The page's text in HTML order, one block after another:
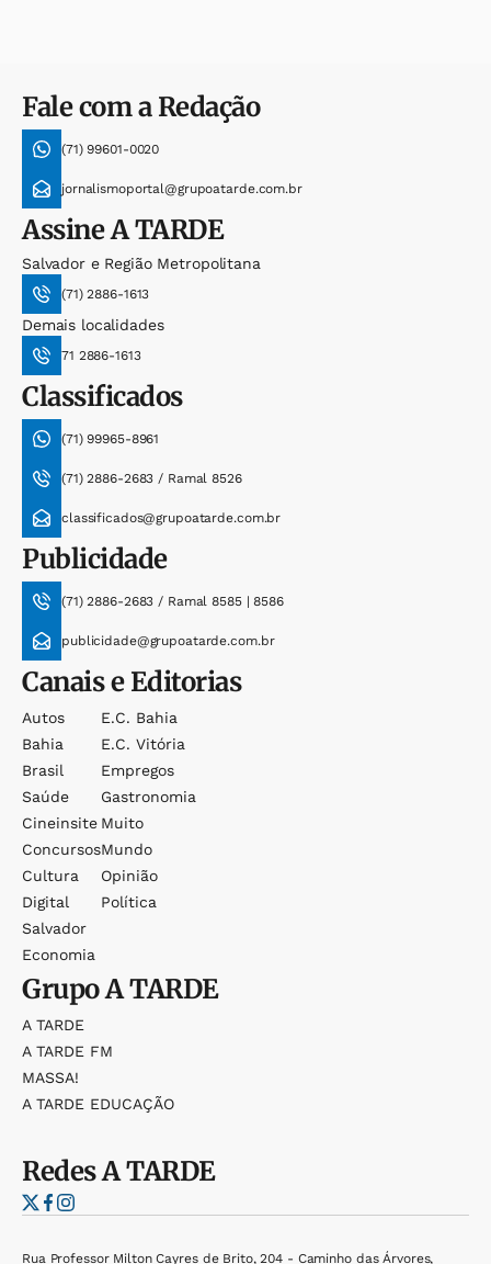
Fale com a Redação
(71) 99601-0020
jornalismoportal@grupoatarde.com.br
AssineA TARDE
Salvador e Região Metropolitana
(71) 2886-1613
Demais localidades
71 2886-1613
Classificados
(71) 99965-8961
(71) 2886-2683 / Ramal 8526
classificados@grupoatarde.com.br
Publicidade
(71) 2886-2683 / Ramal 8585 | 8586
publicidade@grupoatarde.com.br
Canais e Editorias
Autos
Bahia
Brasil
Saúde
Cineinsite
Concursos
Cultura
Digital
Salvador
Economia
E.c. Bahia
E.c. Vitória
Empregos
Gastronomia
Muito
Mundo
Opinião
Política
GrupoA TARDE
A TARDE
A TARDE FM
MASSA!
A TARDE EDUCAÇÃO
RedesA TARDE
Rua Professor Milton Cayres de Brito, 204 - Caminho das Árvores,